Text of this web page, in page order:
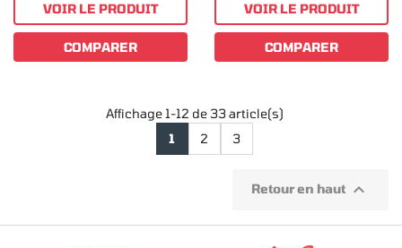
VOIR LE PRODUIT
COMPARER
VOIR LE PRODUIT
COMPARER
Affichage 1-12 de 33 article(s)
1
2 3
Retour en haut 